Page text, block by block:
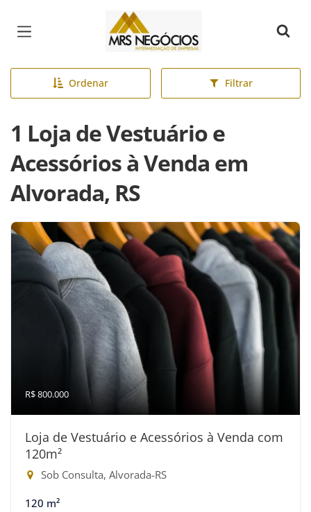
Página inicial
Ordenar Filtrar
1 Loja de Vestuário e
Acessórios à Venda em
Alvorada, RS
R$ 800.000
Loja de Vestuário e Acessórios à Venda com
120m²
Sob Consulta, Alvorada-RS
120 m²